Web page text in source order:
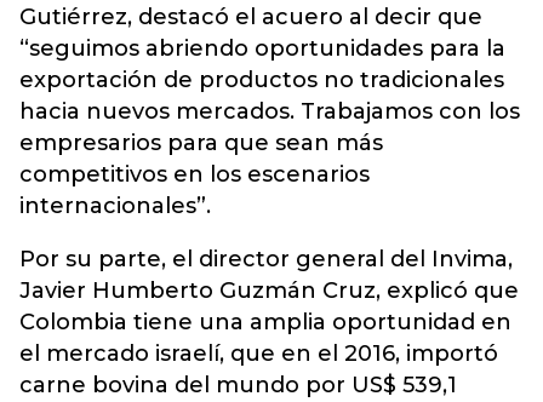
Gutiérrez, destacó el acuero al decir que
“seguimos abriendo oportunidades para la
exportación de productos no tradicionales
hacia nuevos mercados. Trabajamos con los
empresarios para que sean más
competitivos en los escenarios
internacionales”.
Por su parte, el director general del Invima,
Javier Humberto Guzmán Cruz, explicó que
Colombia tiene una amplia oportunidad en
el mercado israelí, que en el 2016, importó
carne bovina del mundo por US$ 539,1